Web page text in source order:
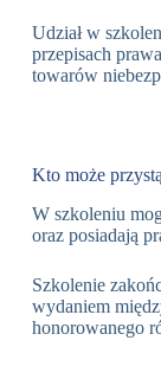
Udział w
przepisach
towarów
Kto może
W szkoleniu
oraz posiadają
Szkolenie
wydaniem
honorowanego